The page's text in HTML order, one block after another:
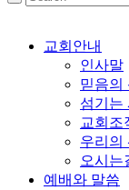
교회안내
인사말
믿음의
섬기는
교회조
우리의
오시는
예배와 말씀